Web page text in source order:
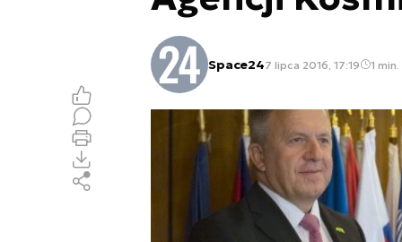
Space247 lipca 2016, 17:19 1 min.